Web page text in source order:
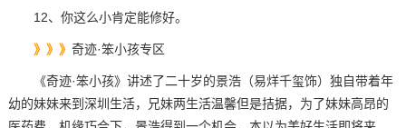
12、你这么小肯定能修好。
》》》 奇迹·笨小孩专区
《奇迹·笨小孩》讲述了二十岁的景浩（易烊千玺饰）独自带着年
幼的妹妹来到深圳生活，兄妹两生活温馨但是拮据，为了妹妹高昂的